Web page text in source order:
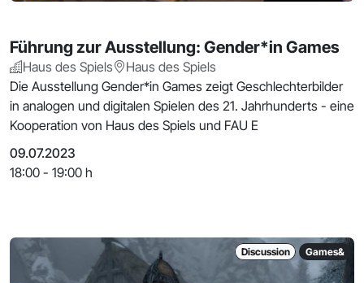
Führung zur Ausstellung: Gender*in Games
Haus des Spiels
Haus des Spiels
Die Ausstellung Gender*in Games zeigt Geschlechterbilder
in analogen und digitalen Spielen des 21. Jahrhunderts - eine
Kooperation von Haus des Spiels und FAU E
09.07.2023
18:00 - 19:00 h
Discussion Games&